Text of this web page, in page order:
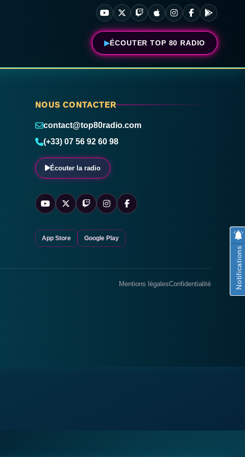
ÉCOUTER TOP 80 RADIO
NOUS CONTACTER
contact@top80radio.com
(+33) 07 56 92 60 98
Écouter la radio
App Store Google Play
Mentions légalesConfidentialité Notifications